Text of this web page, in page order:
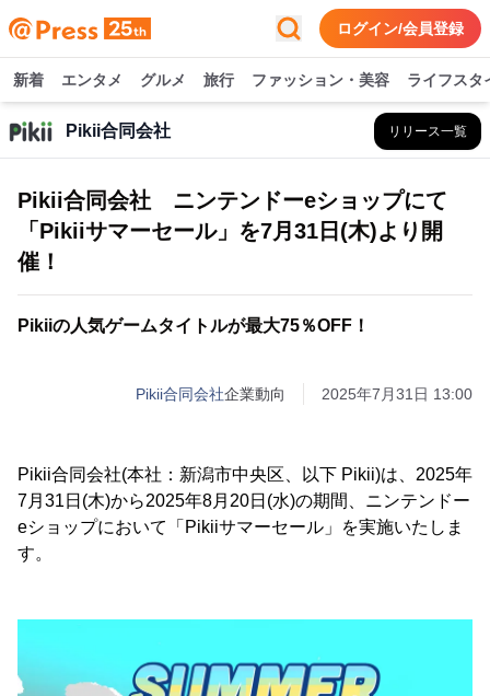
ログイン/会員登録
新着 エンタメ グルメ 旅行 ファッション・美容 ライフスタ
Pikii合同会社 リリース一覧
Pikii合同会社 ニンテンドーeショップにて
「Pikiiサマーセール」を7月31日(木)より開
催！
Pikiiの人気ゲームタイトルが最大75％OFF！
Pikii合同会社企業動向 2025年7月31日 13:00
Pikii合同会社(本社：新潟市中央区、以下 Pikii)は、2025年
7月31日(木)から2025年8月20日(水)の期間、ニンテンドー
eショップにおいて「Pikiiサマーセール」を実施いたしま
す。